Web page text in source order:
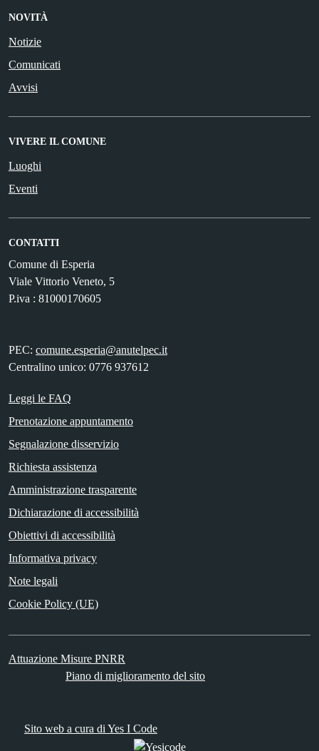
NOVITÀ
Notizie
Comunicati
Avvisi
VIVERE IL COMUNE
Luoghi
Eventi
CONTATTI
Comune di Esperia
Viale Vittorio Veneto, 5
P.iva : 81000170605
PEC: comune.esperia@anutelpec.it
Centralino unico: 0776 937612
Leggi le FAQ
Prenotazione appuntamento
Segnalazione disservizio
Richiesta assistenza
Amministrazione trasparente
Dichiarazione di accessibilità
Obiettivi di accessibilità
Informativa privacy
Note legali
Cookie Policy (UE)
Attuazione Misure PNRR
Piano di miglioramento del sito
Sito web a cura di Yes I Code